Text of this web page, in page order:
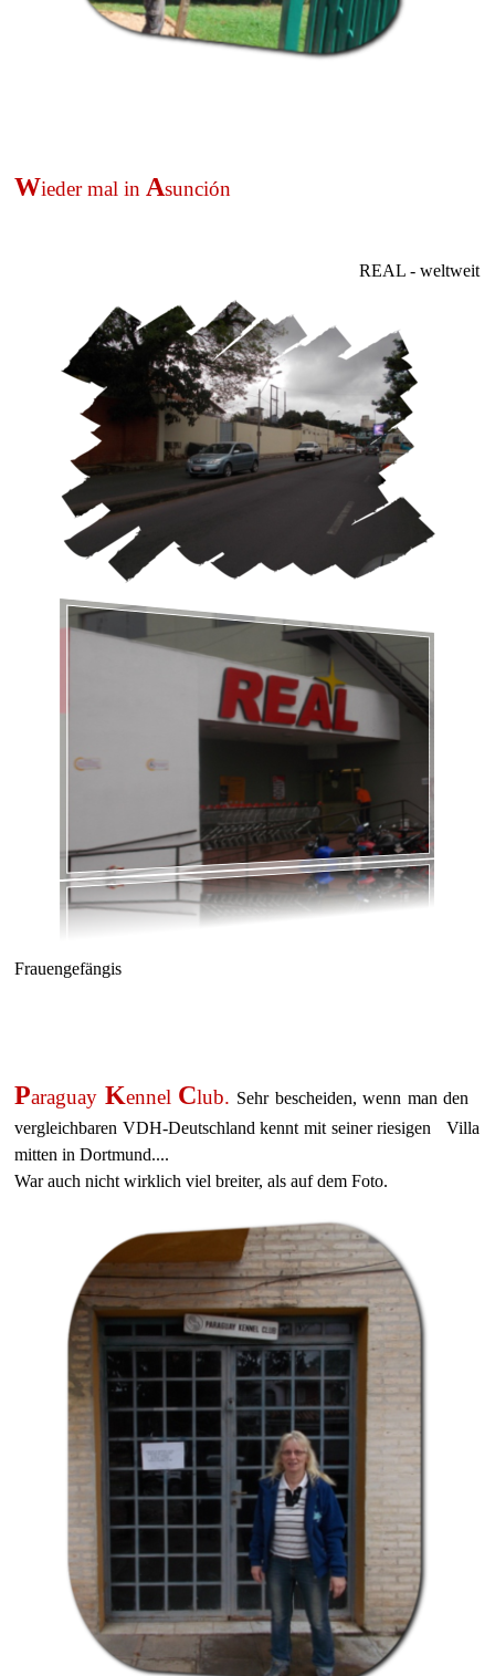
Wieder mal in Asunción
REAL - weltweit
Frauengefängis
Paraguay Kennel Club. Sehr bescheiden, wenn man den
vergleichbaren VDH-Deutschland kennt mit seiner riesigen Villa
mitten in Dortmund....
War auch nicht wirklich viel breiter, als auf dem Foto.